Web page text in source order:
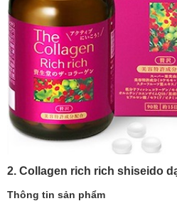
2. Collagen rich rich shiseido
Thông tin sản phẩm